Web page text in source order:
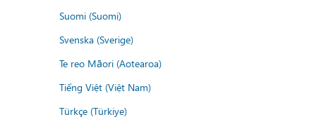
Suomi (Suomi)
Svenska (Sverige)
Te reo Māori (Aotearoa)
Tiếng Việt (Việt Nam)
Türkçe (Türkiye)